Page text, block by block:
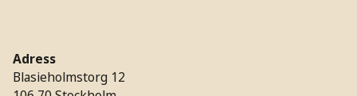
Adress
Blasieholmstorg 12